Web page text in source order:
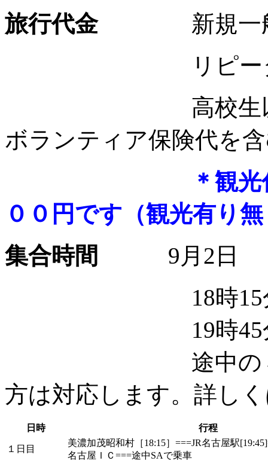
旅行代金新規一
リピー
高校生以
ボランティア保険代を
＊観
００円です（観光有り
集合時間
9月2日
18時15分 美
19時45分 Ｊ
途中のＳＡか
方は対応します。詳し
日時 行程
１日目
美濃加茂昭和村［18:15］===JR名古屋駅
名古屋ＩＣ===途中SAで乗車